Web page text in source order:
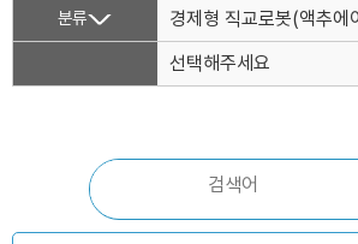
분류
경제형 직교로봇(액추에
선택해주세요